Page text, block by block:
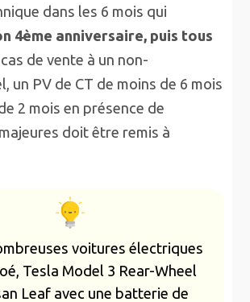
dans les 6 mois qui
4ème anniversaire, puis tous
cas de vente à un non-
un PV de CT de moins de 6 mois
2 mois en présence de
doit être remis à
voitures électriques
Tesla Model 3 Rear-Wheel
Leaf avec une batterie de